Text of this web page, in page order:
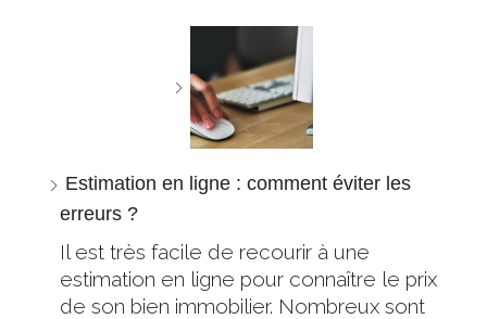
Estimation en ligne : comment éviter les
erreurs ?
Il est très facile de recourir à une
estimation en ligne pour connaître le prix
de son bien immobilier. Nombreux sont